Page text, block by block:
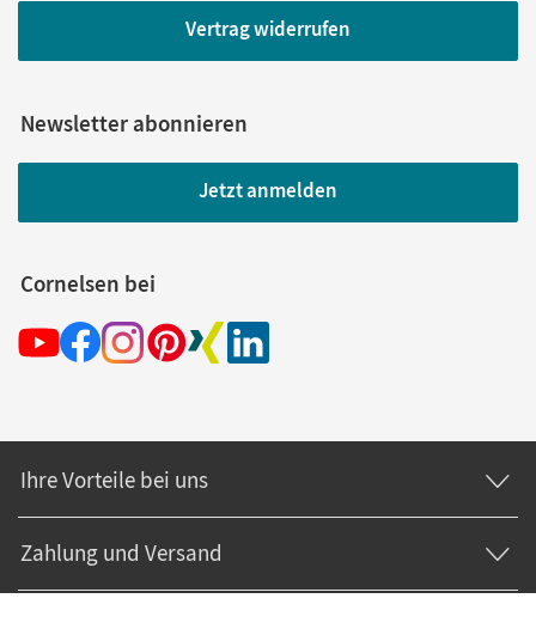
Vertrag widerrufen
Newsletter abonnieren
Jetzt anmelden
Cornelsen bei
Ihre Vorteile bei uns
Zahlung und Versand